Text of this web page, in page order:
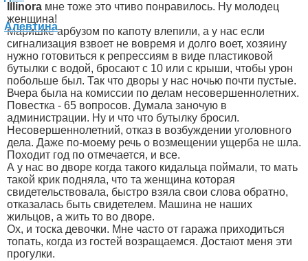
Illinora мне тоже это чтиво понравилось. Ну молодец
женщина!
Маришке арбузом по капоту влепили, а у нас если
сигнализация взвоет не вовремя и долго воет, хозяину
нужно готовиться к репрессиям в виде пластиковой
бутылки с водой, бросают с 10 или с крыши, чтобы урон
побольше был. Так что дворы у нас ночью почти пустые.
Вчера была на комиссии по делам несовершеннолетних.
Повестка - 65 вопросов. Думала заночую в
администрации. Ну и что что бутылку бросил.
Несовершеннолетний, отказ в возбуждении уголовного
дела. Даже по-моему речь о возмещении ущерба не шла.
Походит год по отмечается, и все.
А у нас во дворе когда такого кидальца поймали, то мать
такой крик подняла, что та женщина которая
свидетельствовала, быстро взяла свои слова обратно,
отказалась быть свидетелем. Машина не наших
жильцов, а жить то во дворе.
Ох, и тоска девочки. Мне часто от гаража приходиться
топать, когда из гостей возращаемся. Достают меня эти
прогулки.